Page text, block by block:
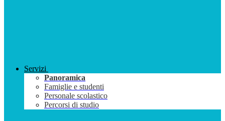
Servizi
Panoramica
Famiglie e studenti
Personale scolastico
Percorsi di studio